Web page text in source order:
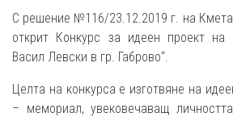
С решение №116/23.12.2019 г. на
открит Конкурс за идеен проект на
Васил Левски в гр. Габрово“.
Целта на конкурса е изготвяне на
– мемориал, увековечаващ